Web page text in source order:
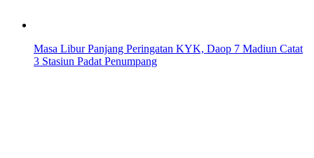
Masa Libur Panjang Peringatan KYK, Daop 7 Madiun Catat
3 Stasiun Padat Penumpang